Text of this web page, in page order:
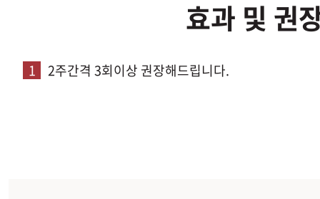
효과 및 권
1 2주간격 3회이상 권장해드립니다.